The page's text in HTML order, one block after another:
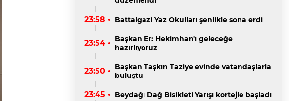
23:58 • Battalgazi Yaz Okulları şenlikle sona erdi
23:54 • Başkan Er: Hekimhan'ı geleceğe
hazırlıyoruz
23:50 • Başkan Taşkın Taziye evinde vatandaşlarla
buluştu
23:45 • Beydağı Dağ Bisikleti Yarışı kortejle başladı